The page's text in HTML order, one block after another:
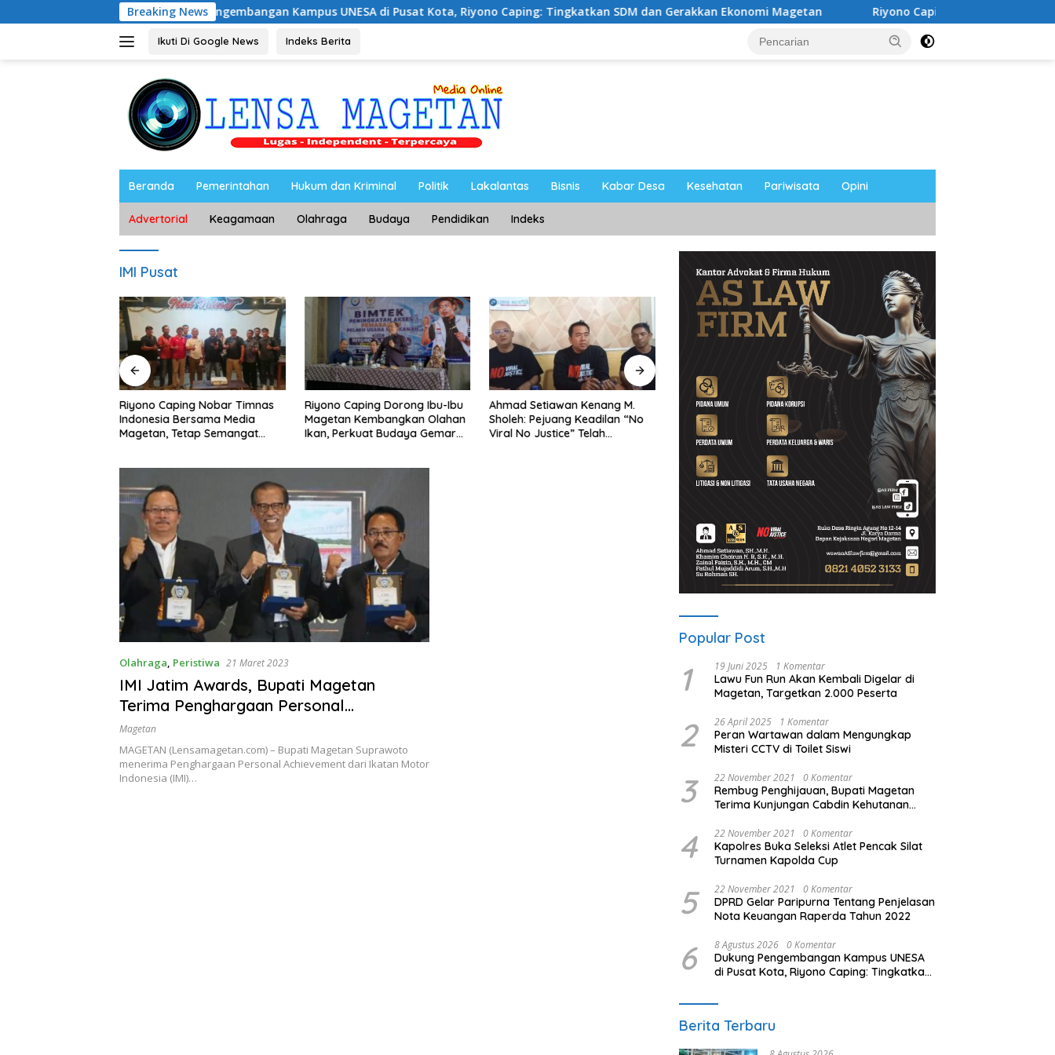
ke
Breaking News
Dukung Pengembangan Kampus UNESA di Pusat Kota, Riyono Caping: Tingkatkan SDM dan Gerakkan Ekonomi Magetan Riyono Caping Nobar Timnas Indonesia
Ikuti Di Google News Indeks Berita
Beranda Pemerintahan Hukum dan Kriminal Politik Lakalantas Bisnis Kabar Desa Kesehatan Pariwisata Opini
Advertorial Keagamaan Olahraga Budaya Pendidikan Indeks
IMI Pusat
Riyono Caping Nobar Timnas
Indonesia Bersama Media
Magetan, Tetap Semangat
Riyono Caping Dorong Ibu-Ibu
Magetan Kembangkan Olahan
Ikan, Perkuat Budaya Gemar
Ahmad Setiawan Kenang M.
Sholeh: Pejuang Keadilan “No
Viral No Justice” Telah
Lewat Program Desa BRILiaN,
BRI Magetan Dorong Desa
Wates Berprestasi
Noorbiyanto, S.H Nahkodai BPC
Peradin Magetan Periode
2026–2028, Siap Perkuat
Pendampingan Hukum
Olahraga, Peristiwa 21 Maret 2023
IMI Jatim Awards, Bupati Magetan
Terima Penghargaan Personal
Achievement
Magetan
MAGETAN (Lensamagetan.com) – Bupati Magetan Suprawoto
menerima Penghargaan Personal Achievement dari Ikatan Motor
Indonesia (IMI)…
Popular Post
1 19 Juni 2025 1 Komentar
Lawu Fun Run Akan Kembali Digelar di
Magetan, Targetkan 2.000 Peserta
2 26 April 2025 1 Komentar
Peran Wartawan dalam Mengungkap
Misteri CCTV di Toilet Siswi
3 22 November 2021 0 Komentar
Rembug Penghijauan, Bupati Magetan
Terima Kunjungan Cabdin Kehutanan
4 22 November 2021 0 Komentar
Kapolres Buka Seleksi Atlet Pencak Silat
Turnamen Kapolda Cup
5 22 November 2021 0 Komentar
DPRD Gelar Paripurna Tentang Penjelasan
Nota Keuangan Raperda Tahun 2022
6 8 Agustus 2026 0 Komentar
Dukung Pengembangan Kampus UNESA
di Pusat Kota, Riyono Caping: Tingkatkan
Berita Terbaru